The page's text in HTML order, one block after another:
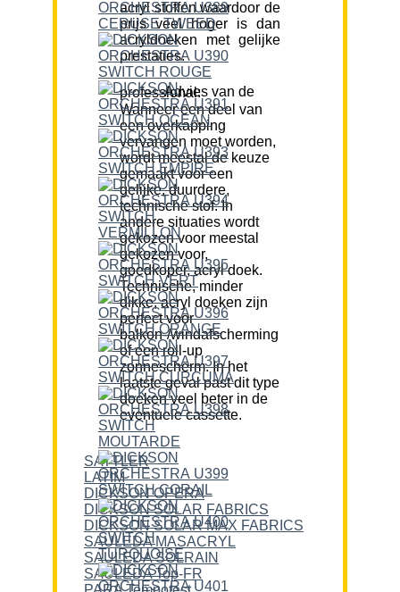
acryl stoffen waardoor de
prijs veel hoger is dan
acryldoeken met gelijke
prestaties.
Advies van de professional:
Wanneer een deel van
een overkapping
vervangen moet worden,
wordt meestal de keuze
gemaakt voor een
gelijke, duurdere,
technische stof. In
andere situaties wordt
gekozen voor meestal
gekozen voor,
goedkoper, acryl doek.
Technische, minder
dikke, acryl doeken zijn
perfect voor
balkon-/windafscherming
of een roll-up
zonnescherm. In het
laatste geval past dit type
doeken veel beter in de
eventuele cassette.
SATTLER
LATIM
DICKSON OPERA
DICKSON SOLAR FABRICS
DICKSON SOLAR MAX FABRICS
SAULEDA MASACRYL
SAULEDA SOLRAIN
SAULEDA Top-FR